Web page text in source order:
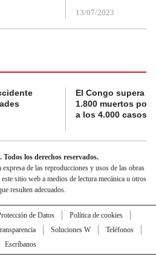
13/07/2023
El Congo supera
1.800 muertos por
a los 4.000 casos
los derechos reservados.
de las reproducciones y usos de las obras
sitio web a medios de lectura mecánica u otros
resulten adecuados.
de Datos
Política de cookies
Soluciones W
Teléfonos
Escríbanos